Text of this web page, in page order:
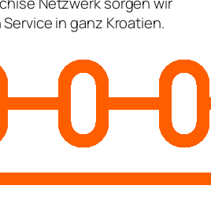
in ganz Kroatien.